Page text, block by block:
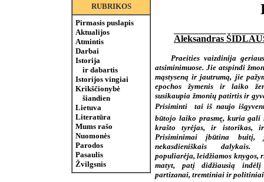
RUBRIKOS
Pirmasis puslapis
Aktualijos
Atmintis
Darbai
Istorija
ir dabartis
Istorijos vingiai
Krikščionybė
šiandien
Lietuva
Literatūra
Mums rašo
Nuomonės
Parodos
Pasaulis
Žvilgsnis
Aleksandras
Praeities vaizdinija
atsiminimuose. Jie atspindi
mąstyseną ir jautrumą, jie
epochos žymenis ir laiko
susikaupia žmonių patirtis ir
Prisiminti  tai iš naujo
būtojo laiko prasmę, kuria gali
krašto tyrėjas, ir istorikas, ir
Prisiminimai įbūtina buitį,
nekasdieniškais dalykais.
populiarėja, leidžiamos knygos,
matyt, patį didžiausią
partizanai, tremtiniai ir